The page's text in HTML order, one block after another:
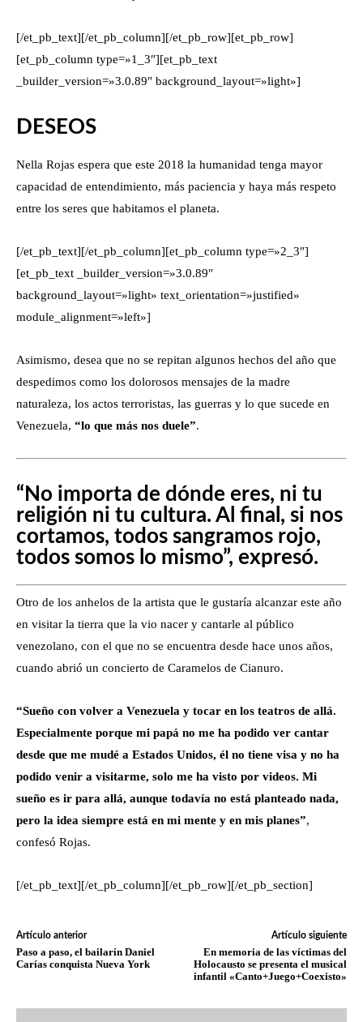
[/et_pb_text][/et_pb_column][/et_pb_row][et_pb_row]
[et_pb_column type=»1_3″][et_pb_text
_builder_version=»3.0.89″ background_layout=»light»]
DESEOS
Nella Rojas espera que este 2018 la humanidad tenga mayor
capacidad de entendimiento, más paciencia y haya más respeto
entre los seres que habitamos el planeta.
[/et_pb_text][/et_pb_column][et_pb_column type=»2_3″]
[et_pb_text _builder_version=»3.0.89″
background_layout=»light» text_orientation=»justified»
module_alignment=»left»]
Asimismo, desea que no se repitan algunos hechos del año que
despedimos como los dolorosos mensajes de la madre
naturaleza, los actos terroristas, las guerras y lo que sucede en
Venezuela, “lo que más nos duele”.
“No importa de dónde eres, ni tu
religión ni tu cultura. Al final, si nos
cortamos, todos sangramos rojo,
todos somos lo mismo”, expresó.
Otro de los anhelos de la artista que le gustaría alcanzar este año
en visitar la tierra que la vio nacer y cantarle al público
venezolano, con el que no se encuentra desde hace unos años,
cuando abrió un concierto de Caramelos de Cianuro.
“Sueño con volver a Venezuela y tocar en los teatros de allá.
Especialmente porque mi papá no me ha podido ver cantar
desde que me mudé a Estados Unidos, él no tiene visa y no ha
podido venir a visitarme, solo me ha visto por videos. Mi
sueño es ir para allá, aunque todavía no está planteado nada,
pero la idea siempre está en mi mente y en mis planes”,
confesó Rojas.
[/et_pb_text][/et_pb_column][/et_pb_row][/et_pb_section]
Artículo anterior
Paso a paso, el bailarín Daniel
Carías conquista Nueva York
Artículo siguiente
En memoria de las víctimas del
Holocausto se presenta el musical
infantil «Canto+Juego+Coexisto»